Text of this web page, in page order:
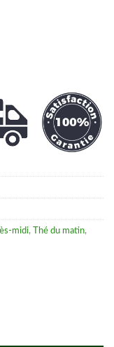
midi, Thé du matin,